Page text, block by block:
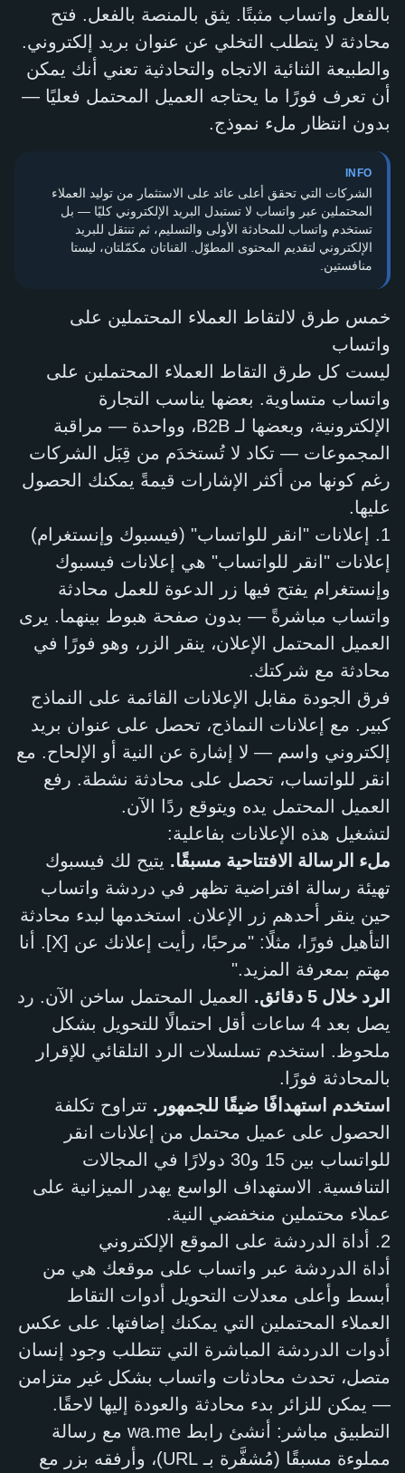
بالفعل واتساب مثبتًا. يثق بالمنصة بالفعل. فتح
محادثة لا يتطلب التخلي عن عنوان بريد إلكتروني.
والطبيعة الثنائية الاتجاه والتحادثية تعني أنك يمكن
أن تعرف فورًا ما يحتاجه العميل المحتمل فعليًا —
بدون انتظار ملء نموذج.
INFO
الشركات التي تحقق أعلى عائد على الاستثمار من توليد العملاء
المحتملين عبر واتساب لا تستبدل البريد الإلكتروني كليًا — بل
تستخدم واتساب للمحادثة الأولى والتسليم، ثم تنتقل للبريد
الإلكتروني لتقديم المحتوى المطوّل. القناتان مكمّلتان، ليستا
منافستين.
خمس طرق لالتقاط العملاء المحتملين على
واتساب
ليست كل طرق التقاط العملاء المحتملين على
واتساب متساوية. بعضها يناسب التجارة
الإلكترونية، وبعضها لـ B2B، وواحدة — مراقبة
المجموعات — تكاد لا تُستخدَم من قِبَل الشركات
رغم كونها من أكثر الإشارات قيمةً يمكنك الحصول
عليها.
1. إعلانات "انقر للواتساب" (فيسبوك وإنستغرام)
إعلانات "انقر للواتساب" هي إعلانات فيسبوك
وإنستغرام يفتح فيها زر الدعوة للعمل محادثة
واتساب مباشرةً — بدون صفحة هبوط بينهما. يرى
العميل المحتمل الإعلان، ينقر الزر، وهو فورًا في
محادثة مع شركتك.
فرق الجودة مقابل الإعلانات القائمة على النماذج
كبير. مع إعلانات النماذج، تحصل على عنوان بريد
إلكتروني واسم — لا إشارة عن النية أو الإلحاح. مع
انقر للواتساب، تحصل على محادثة نشطة. رفع
العميل المحتمل يده ويتوقع ردًا الآن.
لتشغيل هذه الإعلانات بفاعلية:
ملء الرسالة الافتتاحية مسبقًا. يتيح لك فيسبوك
تهيئة رسالة افتراضية تظهر في دردشة واتساب
حين ينقر أحدهم زر الإعلان. استخدمها لبدء محادثة
التأهيل فورًا، مثلًا: "مرحبًا، رأيت إعلانك عن [X]. أنا
مهتم بمعرفة المزيد."
الرد خلال 5 دقائق.
العميل المحتمل ساخن الآن. رد
يصل بعد 4 ساعات أقل احتمالًا للتحويل بشكل
ملحوظ. استخدم تسلسلات الرد التلقائي للإقرار
بالمحادثة فورًا.
استخدم استهدافًا ضيقًا للجمهور. تتراوح تكلفة
الحصول على عميل محتمل من إعلانات انقر
للواتساب بين 15 و30 دولارًا في المجالات
التنافسية. الاستهداف الواسع يهدر الميزانية على
عملاء محتملين منخفضي النية.
2. أداة الدردشة على الموقع الإلكتروني
أداة الدردشة عبر واتساب على موقعك هي من
أبسط وأعلى معدلات التحويل أدوات التقاط
العملاء المحتملين التي يمكنك إضافتها. على عكس
أدوات الدردشة المباشرة التي تتطلب وجود إنسان
متصل، تحدث محادثات واتساب بشكل غير متزامن
— يمكن للزائر بدء محادثة والعودة إليها لاحقًا.
التطبيق مباشر: أنشئ رابط wa.me مع رسالة
مملوءة مسبقًا (مُشفَّرة بـ URL)، وأرفقه بزر مع